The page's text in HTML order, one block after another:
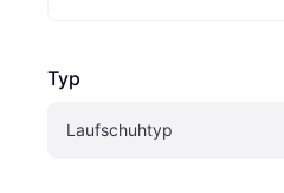
Typ
Laufschuhtyp